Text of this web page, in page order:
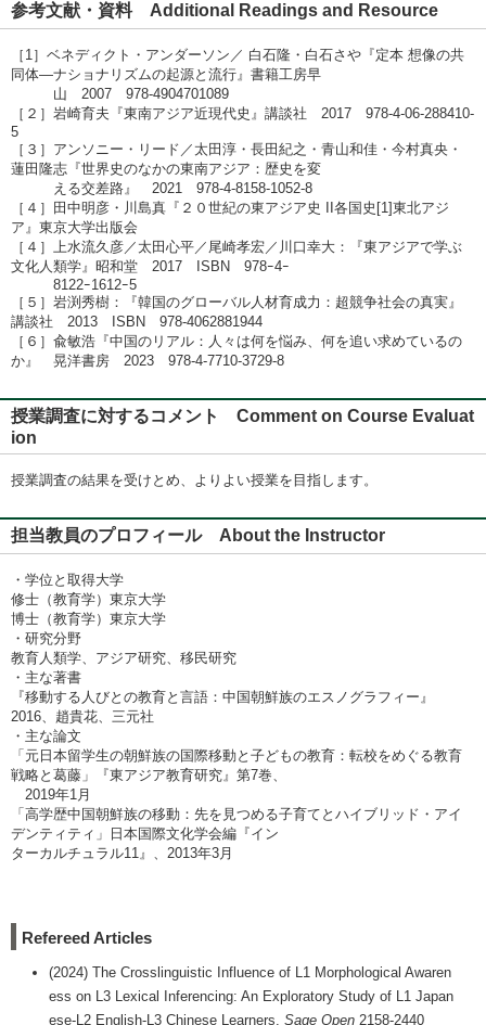
参考文献・資料 Additional Readings and Resource
［1］ベネディクト・アンダーソン／ 白石隆・白石さや『定本 想像の共
同体―ナショナリズムの起源と流行』書籍工房早
山 2007 978-4904701089
［２］岩崎育夫『東南アジア近現代史』講談社 2017 978-4-06-288410-
5
［３］アンソニー・リード／太田淳・長田紀之・青山和佳・今村真央・
蓮田隆志『世界史のなかの東南アジア：歴史を変
える交差路』 2021 978-4-8158-1052-8
［４］田中明彦・川島真『２０世紀の東アジア史 II各国史[1]東北アジ
ア』東京大学出版会
［４］上水流久彦／太田心平／尾崎孝宏／川口幸大：『東アジアで学ぶ
文化人類学』昭和堂 2017 ISBN 978ｰ4ｰ
8122ｰ1612ｰ5
［５］岩渕秀樹：『韓国のグローバル人材育成力：超競争社会の真実』
講談社 2013 ISBN 978-4062881944
［６］兪敏浩『中国のリアル：人々は何を悩み、何を追い求めているの
か』 晃洋書房 2023 978-4-7710-3729-8
授業調査に対するコメント Comment on Course Evaluat
ion
授業調査の結果を受けとめ、よりよい授業を目指します。
担当教員のプロフィール About the Instructor
・学位と取得大学
修士（教育学）東京大学
博士（教育学）東京大学
・研究分野
教育人類学、アジア研究、移民研究
・主な著書
『移動する人びとの教育と言語：中国朝鮮族のエスノグラフィー』
2016、趙貴花、三元社
・主な論文
「元日本留学生の朝鮮族の国際移動と子どもの教育：転校をめぐる教育
戦略と葛藤」『東アジア教育研究』第7巻、
2019年1月
「高学歴中国朝鮮族の移動：先を見つめる子育てとハイブリッド・アイ
デンティティ」日本国際文化学会編『イン
ターカルチュラル11』、2013年3月
Refereed Articles
(2024) The Crosslinguistic Influence of L1 Morphological Awaren
ess on L3 Lexical Inferencing: An Exploratory Study of L1 Japan
ese-L2 English-L3 Chinese Learners. Sage Open 2158-2440